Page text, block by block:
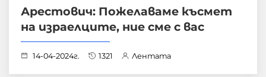
Арестович: Пожелаваме късмет
на израелците, ние сме с вас
14-04-2024г. 1321 Лентата